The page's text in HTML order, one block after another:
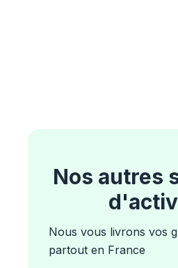
Nos autres
Nous vous livrons vos
partout en France